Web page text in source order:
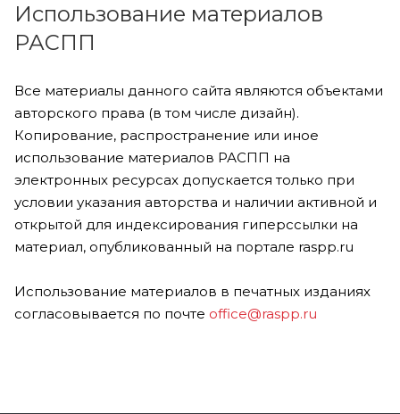
Использование материалов
РАСПП
Все материалы данного сайта являются объектами
авторского права (в том числе дизайн).
Копирование, распространение или иное
использование материалов РАСПП на
электронных ресурсах допускается только при
условии указания авторства и наличии активной и
открытой для индексирования гиперссылки на
материал, опубликованный на портале raspp.ru
Использование материалов в печатных изданиях
согласовывается по почте office@raspp.ru